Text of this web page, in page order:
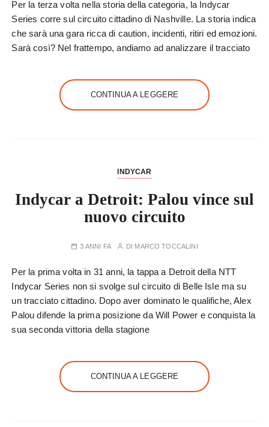
Per la terza volta nella storia della categoria, la Indycar
Series corre sul circuito cittadino di Nashville. La storia indica
che sarà una gara ricca di caution, incidenti, ritiri ed emozioni.
Sarà così? Nel frattempo, andiamo ad analizzare il tracciato
CONTINUA A LEGGERE
INDYCAR
Indycar a Detroit: Palou vince sul
nuovo circuito
3 ANNI FA DI MARCO TOCCALINI
Per la prima volta in 31 anni, la tappa a Detroit della NTT
Indycar Series non si svolge sul circuito di Belle Isle ma su
un tracciato cittadino. Dopo aver dominato le qualifiche, Alex
Palou difende la prima posizione da Will Power e conquista la
sua seconda vittoria della stagione
CONTINUA A LEGGERE